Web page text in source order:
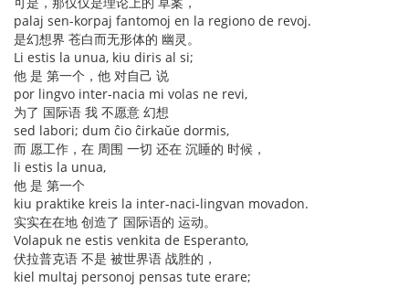
palaj sen-korpaj fantomoj en la regiono de revoj.
是幻想界 苍白而无形体的 幽灵。
Li estis la unua, kiu diris al si;
他 是 第一个，他 对自己 说
por lingvo inter-nacia mi volas ne revi,
为了 国际语 我 不愿意 幻想
sed labori; dum ĉio ĉirkaŭe dormis,
而 愿工作，在 周围 一切 还在 沉睡的 时候，
li estis la unua,
他 是 第一个
kiu praktike kreis la inter-naci-lingvan movadon.
实实在在地 创造了 国际语的 运动。
Volapuk ne estis venkita de Esperanto,
伏拉普克语 不是 被世界语 战胜的，
kiel multaj personoj pensas tute erare;